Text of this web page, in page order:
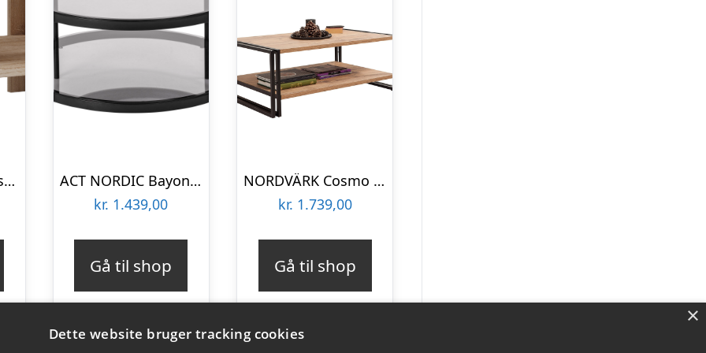
VCM NORDIC Rolas sofabord, m. 1 hylde – hvid og natur træ (90×41)
ACT NORDIC Bayonne rund sofabord, m. hylde – røgfarvet glas og sort metal (Ø75)
kr. 1.439,00
Gå til shop
NORDVÄRK Cosmo Rectus sofabord, m. 1 hylde – Atlantic Pine melamin og sort metal (110×70)
kr. 1.739,00
Gå til shop
×
Dette website bruger tracking cookies